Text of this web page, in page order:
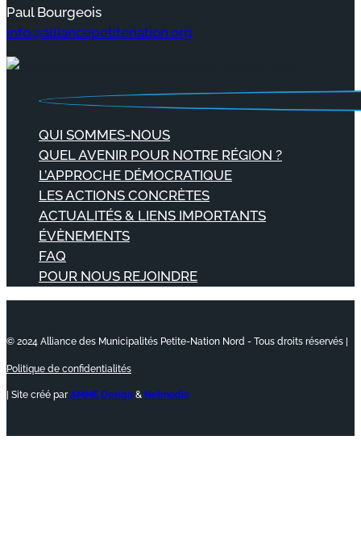
Paul Bourgeois
info@alliancepetitenation.org
QUI SOMMES-NOUS
QUEL AVENIR POUR NOTRE RÉGION ?
L’APPROCHE DÉMOCRATIQUE
LES ACTIONS CONCRÈTES
ACTUALITÉS & LIENS IMPORTANTS
ÉVÈNEMENTS
FAQ
POUR NOUS REJOINDRE
© 2024 Alliance des Municipalités Petite-Nation Nord - Tous droits réservés |
Politique de confidentialités
| Site créé par AMME Design & Nelmedia